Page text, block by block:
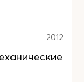
2012